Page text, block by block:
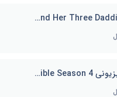
سریال Marie and Her Three Daddies
برنامه تلویزیونی Whenever Possible Season 4